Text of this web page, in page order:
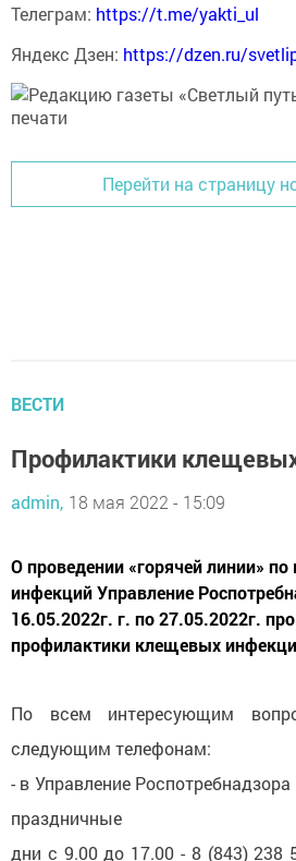
Телеграм: https://t.me/yakti_ul
Яндекс Дзен: https://dzen.ru/
Перейти на страницу
ВЕСТИ
Профилактики
admin, 18 мая 2022 - 15:09
О проведении «горячей линии»
инфекций Управление
16.05.2022г. г. по 27.05.2022г.
профилактики клещевых
По всем интересующим
следующим телефонам:
- в Управление
праздничные
дни с 9.00 до 17.00 - 8 (843) 238